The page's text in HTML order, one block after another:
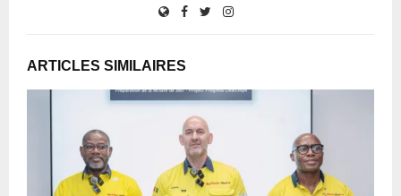
ARTICLES SIMILAIRES